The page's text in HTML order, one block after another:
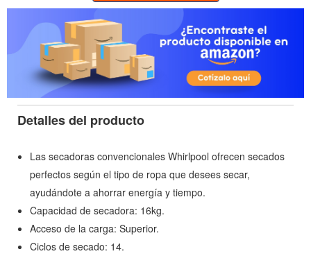
Detalles del producto
Las secadoras convencionales Whirlpool ofrecen secados
perfectos según el tipo de ropa que desees secar,
ayudándote a ahorrar energía y tiempo.
Capacidad de secadora: 16kg.
Acceso de la carga: Superior.
Ciclos de secado: 14.